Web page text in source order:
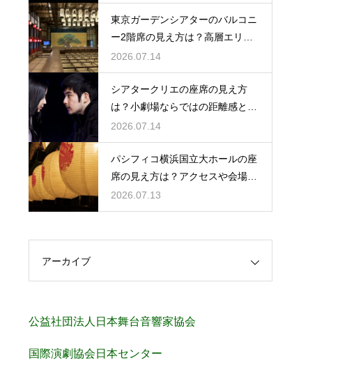
東京ガーデンシアターのバルコニ
ー2階席の見え方は？高層エリア
からの視界と音響をチェック
2026.07.14
シアタークリエの座席の見え方
は？小劇場ならではの距離感と見
やすさを解説
2026.07.14
パシフィコ横浜国立大ホールの座
席の見え方は？アクセスや会場の
規模感も徹底チェック
2026.07.13
アーカイブ
公益社団法人日本舞台音響家協会
国際演劇協会日本センター